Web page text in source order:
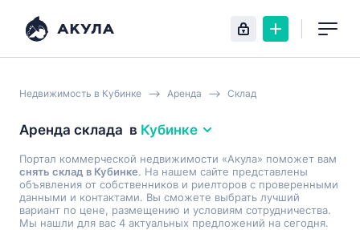
Недвижимость в Кубинке Аренда Склад
Аренда склада в Кубинке
Портал коммерческой недвижимости «Акула» поможет вам
снять склад в Кубинке. На нашем сайте представлены
объявления от собственников и риелторов с проверенными
данными и контактами. Вы сможете выбрать лучший
вариант по цене, размещению и условиям сотрудничества.
Мы нашли для вас 4 актуальных предложений на сегодня.